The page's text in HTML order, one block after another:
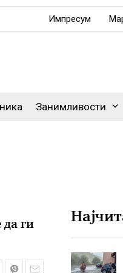
Импресум
Занимливости
да ги